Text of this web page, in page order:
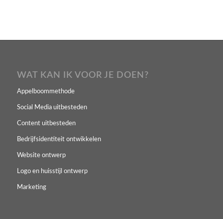
WAT KAN IK VOOR JE DOEN?
Appelboommethode
Social Media uitbesteden
Content uitbesteden
Bedrijfsidentiteit ontwikkelen
Website ontwerp
Logo en huisstijl ontwerp
Marketing